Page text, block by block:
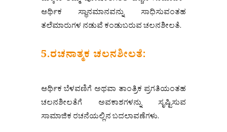
ಆರ್ಥಿಕ ಸ್ಥಾನಮಾನವನ್ನು ಸಾಧಿಸುವಂತಹ
ತಲೆಮಾರುಗಳ ನಡುವೆ ಕಂಡುಬರುವ ಚಲನಶೀಲತೆ.
5.ರಚನಾತ್ಮಕ ಚಲನಶೀಲತೆ:
ಆರ್ಥಿಕ ಬೆಳವಣಿಗೆ ಅಥವಾ ತಾಂತ್ರಿಕ ಪ್ರಗತಿಯಂತಹ
ಚಲನಶೀಲತೆಗೆ ಅವಕಾಶಗಳನ್ನು ಸೃಷ್ಟಿಸುವ
ಸಾಮಾಜಿಕ ರಚನೆಯಲ್ಲಿನ ಬದಲಾವಣೆಗಳು.